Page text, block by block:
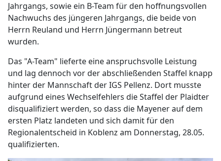
Jahrgangs, sowie ein B-Team für den hoffnungsvollen
Nachwuchs des jüngeren Jahrgangs, die beide von
Herrn Reuland und Herrn Jüngermann betreut
wurden.
Das "A-Team" lieferte eine anspruchsvolle Leistung
und lag dennoch vor der abschließenden Staffel knapp
hinter der Mannschaft der IGS Pellenz. Dort musste
aufgrund eines Wechselfehlers die Staffel der Plaidter
disqualifiziert werden, so dass die Mayener auf dem
ersten Platz landeten und sich damit für den
Regionalentscheid in Koblenz am Donnerstag, 28.05.
qualifizierten.